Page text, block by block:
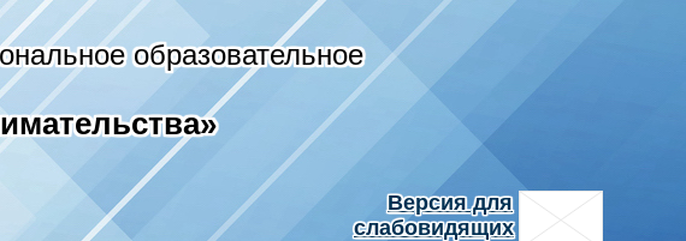
образовательное
Версия для
слабовидящих